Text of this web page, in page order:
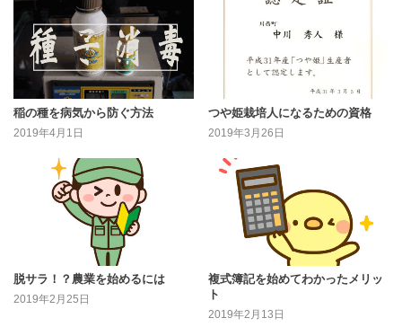
稲の種を病気から防ぐ方法
2019年4月1日
つや姫栽培人になるための資格
2019年3月26日
脱サラ！？農業を始めるには
2019年2月25日
複式簿記を始めてわかったメリッ
ト
2019年2月13日